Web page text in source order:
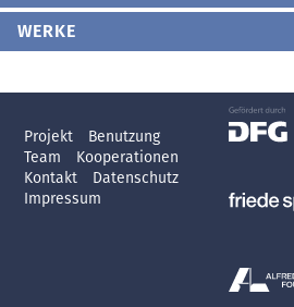
WERKE
Projekt
Benutzung
Team
Kooperationen
Kontakt
Datenschutz
Impressum